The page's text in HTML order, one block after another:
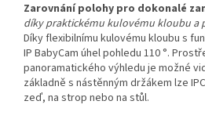
Zarovnání polohy pro dokonalé
díky praktickému kulovému kloubu a
Díky flexibilnímu kulovému kloubu s
IP BabyCam úhel pohledu 110 °.
panoramatického výhledu je možné
základně s nástěnným držákem lze
zeď, na strop nebo na stůl.